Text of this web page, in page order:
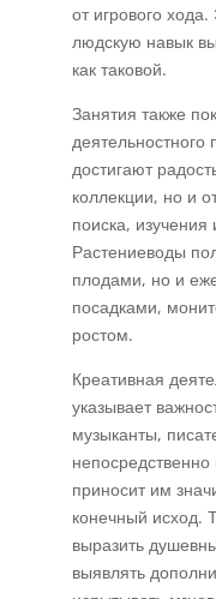
от игрового
людскую навык
как таковой.
Занятия также
достигают
коллекции, но и
поиска,
Растениеводы
плодами, но и
посадками,
ростом.
Креативная
указывает
музыканты,
приносит им
конечный исход.
выразить
выявлять